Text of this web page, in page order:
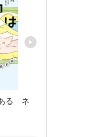
る　ネ